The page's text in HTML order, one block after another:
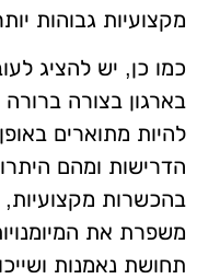
מקצועיות גבוהות
כמו כן, יש להציג
בארגון בצורה
להיות מתוארים
הדרישות ומהם
בהכשרות מקצועיות,
משפרת את
תחושת נאמנות